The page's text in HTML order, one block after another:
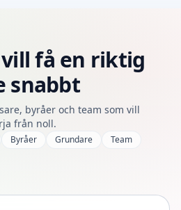
få en riktig
snabbt
byråer och team som vill
från noll.
Byråer Grundare
Team